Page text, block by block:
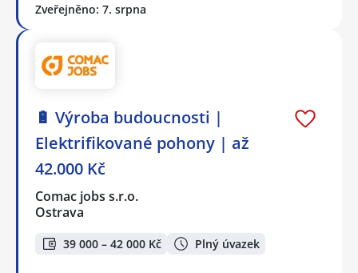
Zveřejněno: 7. srpna
🔋 Výroba budoucnosti |
Elektrifikované pohony | až
42.000 Kč
Comac jobs s.r.o.
Ostrava
39 000 – 42 000 Kč Plný úvazek